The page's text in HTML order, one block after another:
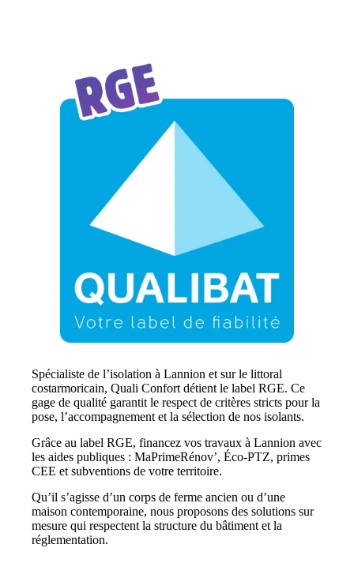
Spécialiste de l’isolation à Lannion et sur le littoral
costarmoricain, Quali Confort détient le label RGE. Ce
gage de qualité garantit le respect de critères stricts pour la
pose, l’accompagnement et la sélection de nos isolants.
Grâce au label RGE, financez vos travaux à Lannion avec
les aides publiques : MaPrimeRénov’, Éco-PTZ, primes
CEE et subventions de votre territoire.
Qu’il s’agisse d’un corps de ferme ancien ou d’une
maison contemporaine, nous proposons des solutions sur
mesure qui respectent la structure du bâtiment et la
réglementation.